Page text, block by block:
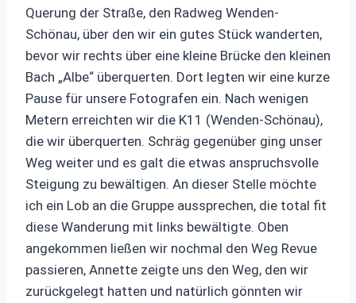
Querung der Straße, den Radweg Wenden-
Schönau, über den wir ein gutes Stück wanderten,
bevor wir rechts über eine kleine Brücke den kleinen
Bach „Albe“ überquerten. Dort legten wir eine kurze
Pause für unsere Fotografen ein. Nach wenigen
Metern erreichten wir die K11 (Wenden-Schönau),
die wir überquerten. Schräg gegenüber ging unser
Weg weiter und es galt die etwas anspruchsvolle
Steigung zu bewältigen. An dieser Stelle möchte
ich ein Lob an die Gruppe aussprechen, die total fit
diese Wanderung mit links bewältigte. Oben
angekommen ließen wir nochmal den Weg Revue
passieren, Annette zeigte uns den Weg, den wir
zurückgelegt hatten und natürlich gönnten wir